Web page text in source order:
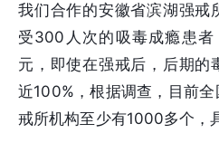
我们合作的安徽省滨湖强戒
受300人次的吸毒成瘾患
元，即使在强戒后，后期的
近100%，根据调查，目前
戒所机构至少有1000多个，